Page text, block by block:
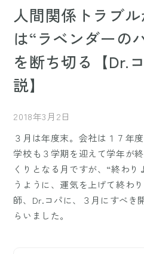
人間関係トラブ
は“ラベンダーの
を断ち切る【Dr.
説】
2018年3月2日
３月は年度末。会社は１７年
学校も３学期を迎えて学年が
くりとなる月ですが、“終わり
うように、運気を上げて終わ
師、Dr.コパに、３月にすべき
らいました。